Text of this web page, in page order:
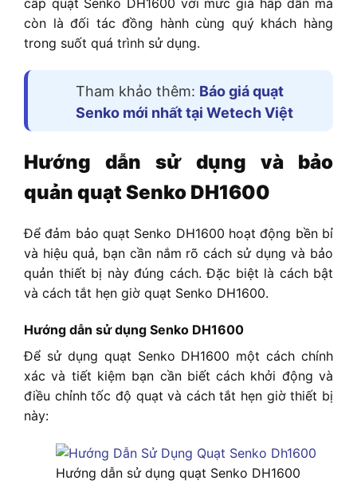
cấp quạt Senko DH1600 với mức giá hấp dẫn mà
còn là đối tác đồng hành cùng quý khách hàng
trong suốt quá trình sử dụng.
Tham khảo thêm: Báo giá quạt
Senko mới nhất tại Wetech Việt
Hướng dẫn sử dụng và bảo
quản quạt Senko DH1600
Để đảm bảo quạt Senko DH1600 hoạt động bền bỉ
và hiệu quả, bạn cần nắm rõ cách sử dụng và bảo
quản thiết bị này đúng cách. Đặc biệt là cách bật
và cách tắt hẹn giờ quạt Senko DH1600.
Hướng dẫn sử dụng Senko DH1600
Để sử dụng quạt Senko DH1600 một cách chính
xác và tiết kiệm bạn cần biết cách khởi động và
điều chỉnh tốc độ quạt và cách tắt hẹn giờ thiết bị
này:
Hướng dẫn sử dụng quạt Senko DH1600